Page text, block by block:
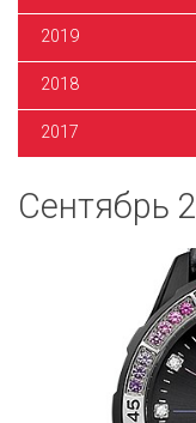
2019
2018
2017
Сентябрь